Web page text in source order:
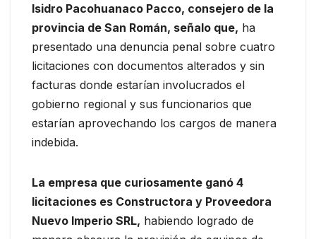
Isidro Pacohuanaco Pacco, consejero de la
provincia de San Román, señalo que, ha
presentado una denuncia penal sobre cuatro
licitaciones con documentos alterados y sin
facturas donde estarían involucrados el
gobierno regional y sus funcionarios que
estarían aprovechando los cargos de manera
indebida.
La empresa que curiosamente ganó 4
licitaciones es Constructora y Proveedora
Nuevo Imperio SRL, habiendo logrado de